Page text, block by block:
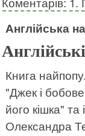
Англійська
Книга
"Джек і
його кішка" та
Олександра